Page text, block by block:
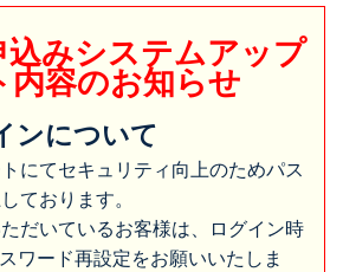
込みシステムアップ
内容のお知らせ
ンについて
にてセキュリティ向上のためパス
ております。
だいているお客様は、ログイン時
ワード再設定をお願いいたしま